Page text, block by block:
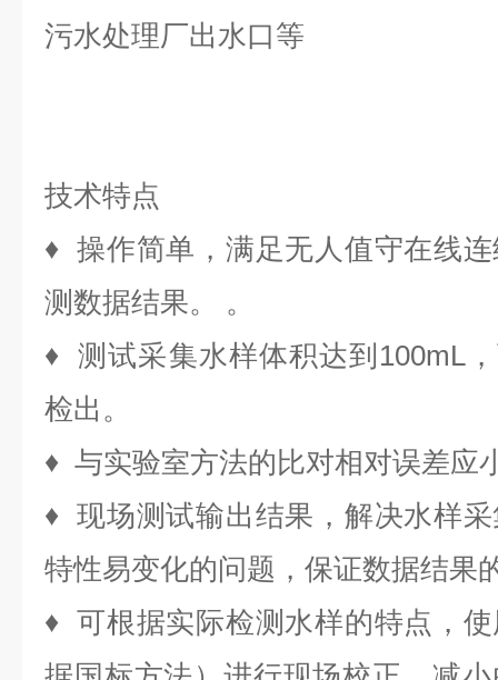
污水处理厂出水口等
技术特点
♦ 操作简单，满足无人值守在线
测数据结果。 。
♦ 测试采集水样体积达到100mL
检出。
♦ 与实验室方法的比对相对误差应
♦ 现场测试输出结果，解决水样
特性易变化的问题，保证数据结果
♦ 可根据实际检测水样的特点，